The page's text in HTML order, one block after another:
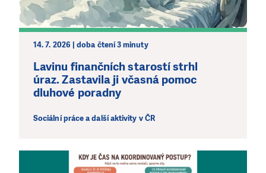
14. 7. 2026 | doba čtení 3 minuty
Lavinu finančních starostí strhl
úraz. Zastavila ji včasná pomoc
dluhové poradny
Sociální práce a další aktivity v ČR